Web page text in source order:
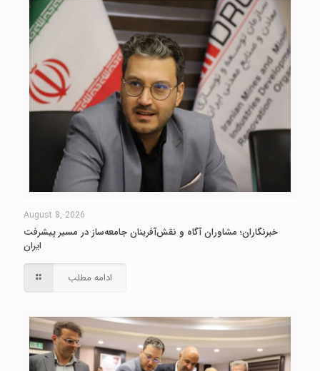
August 8, 2026
خبرنگاران؛ مشاوران آگاه و نقش‌آفرینان جامعه‌ساز در مسیر پیشرفت
ایران
ادامه مطلب